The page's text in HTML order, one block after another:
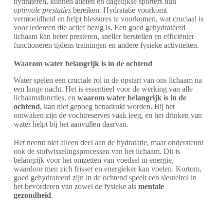
optimale prestaties bereiken. Hydratatie voorkomt
vermoeidheid en helpt blessures te voorkomen, wat cruciaal is
voor iedereen die actief bezig is. Een goed gehydrateerd
lichaam kan beter presteren, sneller herstellen en efficiënter
functioneren tijdens trainingen en andere fysieke activiteiten.
Waarom water belangrijk is in de ochtend
Water spelen een cruciale rol in de opstart van ons lichaam na
een lange nacht. Het is essentieel voor de werking van alle
lichaamsfuncties, en waarom water belangrijk is in de
ochtend, kan niet genoeg benadrukt worden. Bij het
ontwaken zijn de vochtreserves vaak leeg, en het drinken van
water helpt bij het aanvullen daarvan.
Het neemt niet alleen deel aan de hydratatie, maar ondersteunt
ook de stofwisselingsprocessen van het lichaam. Dit is
belangrijk voor het omzetten van voedsel in energie,
waardoor men zich frisser en energieker kan voelen. Kortom,
goed gehydrateerd zijn in de ochtend speelt een sleutelrol in
het bevorderen van zowel de fysieke als mentale
gezondheid.